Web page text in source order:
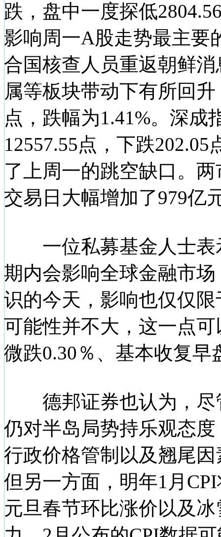
跌，盘中一度探低
影响周一A股走势最主要
合国核查人员重返朝鲜
属等板块带动下有所回
点，跌幅为1.41%。深成
12557.55点，下跌
了上周一的跳空缺口。
交易日大幅增加了979亿
一位私募基金人士表
期内会影响全球金融市
识的今天，影响也仅仅
可能性并不大，这一点
微跌0.30％、基本收复早
德邦证券也认为，尽
仍对半岛局势持乐观态
行政价格管制以及翘尾
但另一方面，明年1月
元旦春节环比涨价以及